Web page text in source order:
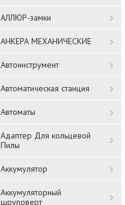
АЛЛЮР-замки
АНКЕРА МЕХАНИЧЕСКИЕ
Автоинструмент
Автоматическая станция
Автоматы
Адаптер Для кольцевой
Пилы
Аккумулятор
Аккумуляторный
шруповерт